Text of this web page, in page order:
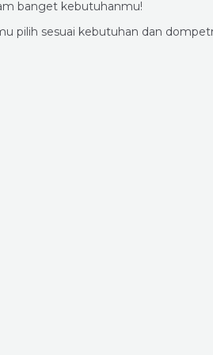
banget kebutuhanmu!
pilih sesuai kebutuhan dan